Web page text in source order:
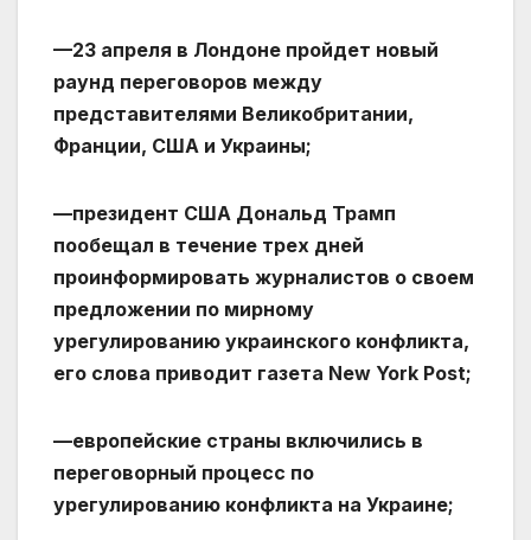
—23 апреля в Лондоне пройдет новый
раунд переговоров между
представителями Великобритании,
Франции, США и Украины;
—президент США Дональд Трамп
пообещал в течение трех дней
проинформировать журналистов о своем
предложении по мирному
урегулированию украинского конфликта,
его слова приводит газета New York Post;
—европейские страны включились в
переговорный процесс по
урегулированию конфликта на Украине;